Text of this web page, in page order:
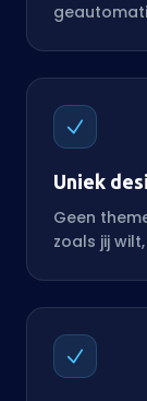
Uniek
Geen
zoals jij